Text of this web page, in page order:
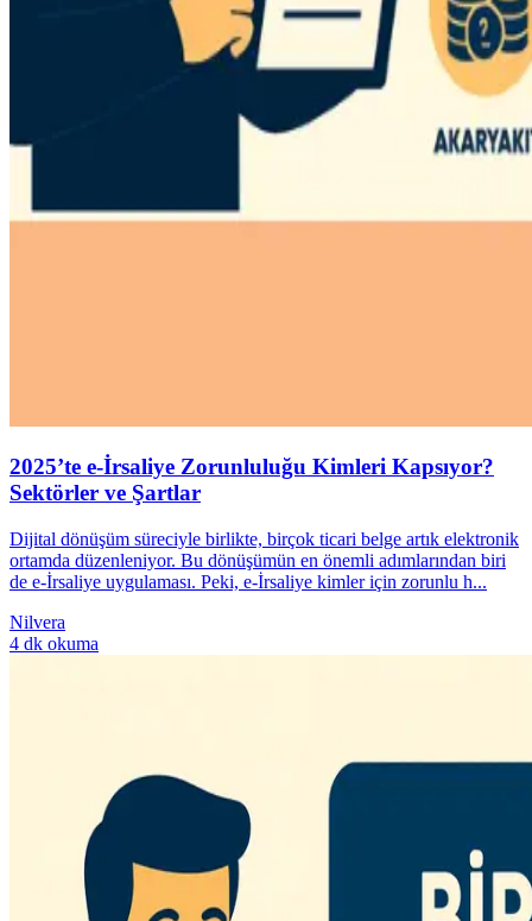
2025’te e-İrsaliye Zorunluluğu Kimleri Kapsıyor?
Sektörler ve Şartlar
Dijital dönüşüm süreciyle birlikte, birçok ticari belge artık elektronik
ortamda düzenleniyor. Bu dönüşümün en önemli adımlarından biri
de e-İrsaliye uygulaması. Peki, e-İrsaliye kimler için zorunlu h...
Nilvera
4 dk okuma